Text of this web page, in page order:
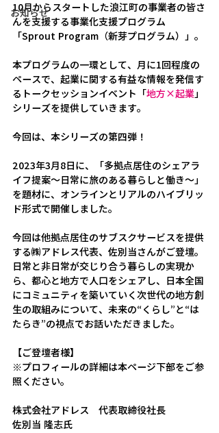
お知らせ
10月からスタートした浪江町の事業者の皆さ
んを支援する事業化支援プログラム
「Sprout Program（新芽プログラム）」。
本プログラムの一環として、月に1回程度の
ペースで、起業に関する有益な情報を発信す
るトークセッションイベント「地方×起業」
シリーズを提供していきます。
今回は、本シリーズの第四弾！
2023年3月8日に、「多拠点居住のシェアラ
イフ提案～日常に旅のある暮らしと働き～」
を題材に、オンラインとリアルのハイブリッ
ド形式で開催しました。
今回は他拠点居住のサブスクサービスを提供
する㈱アドレス代表、佐別当さんがご登壇。
日常と非日常が交じり合う暮らしの実現か
ら、都心と地方で人口をシェアし、日本全国
にコミュニティを築いていく次世代の地方創
生の取組みについて、未来の“くらし”と“は
たらき”の視点でお話いただきました。
【ご登壇者様】
※プロフィールの詳細は本ページ下部をご参
照ください。
株式会社アドレス　代表取締役社長
佐別当 隆志氏